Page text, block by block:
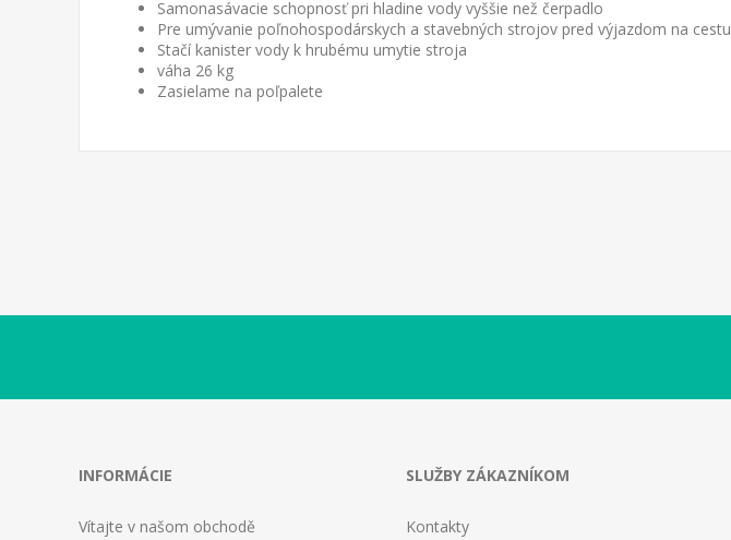
Samonasávacie schopnosť pri hladine vody vyššie než čerpadlo
Pre umývanie poľnohospodárskych a stavebných strojov pred výjazdom na cestu
Stačí kanister vody k hrubému umytie stroja
váha 26 kg
Zasielame na poľpalete
INFORMÁCIE
Vítajte v našom obchodě
SLUŽBY ZÁKAZNÍKOM
Kontakty